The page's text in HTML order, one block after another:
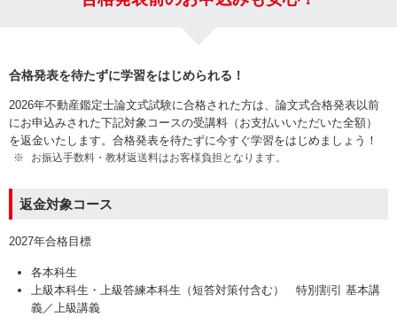
合格発表を待たずに学習をはじめられる！
2026年不動産鑑定士論文式試験に合格された方は、論文式合格発表以前
にお申込みされた下記対象コースの受講料（お支払いいただいた全額）
を返金いたします。 合格発表を待たずに今すぐ学習をはじめましょう！
お振込手数料・教材返送料はお客様負担となります。
返金対象コース
2027年合格目標
各本科生
上級本科生・上級答練本科生（短答対策付含む） 特別割引 基本講
義／上級講義